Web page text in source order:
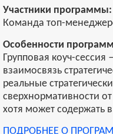
Участники программы:
Команда топ-
Особенности
Групповая коуч-
взаимосвязь
реальные
сверхнормативности
хотя может содержать
ПОДРОБНЕЕ О